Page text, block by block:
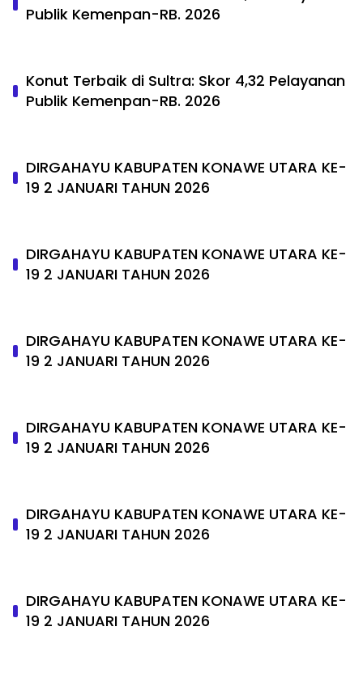
Publik Kemenpan-RB. 2026
Konut Terbaik di Sultra: Skor 4,32 Pelayanan
Publik Kemenpan-RB. 2026
DIRGAHAYU KABUPATEN KONAWE UTARA KE-
19 2 JANUARI TAHUN 2026
DIRGAHAYU KABUPATEN KONAWE UTARA KE-
19 2 JANUARI TAHUN 2026
DIRGAHAYU KABUPATEN KONAWE UTARA KE-
19 2 JANUARI TAHUN 2026
DIRGAHAYU KABUPATEN KONAWE UTARA KE-
19 2 JANUARI TAHUN 2026
DIRGAHAYU KABUPATEN KONAWE UTARA KE-
19 2 JANUARI TAHUN 2026
DIRGAHAYU KABUPATEN KONAWE UTARA KE-
19 2 JANUARI TAHUN 2026